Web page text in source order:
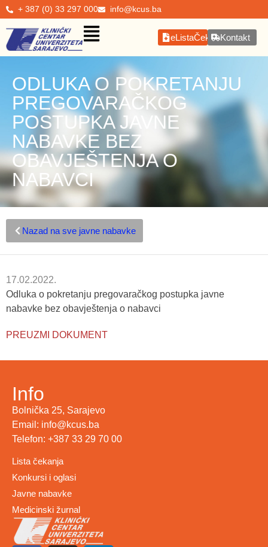
+ 387 (0) 33 297 000 info@kcus.ba
eListaČekanjaKontakt
ODLUKA O POKRETANJU
PREGOVARAČKOG
POSTUPKA JAVNE
NABAVKE BEZ
OBAVJEŠTENJA O
NABAVCI
Nazad na sve javne nabavke
17.02.2022.
Odluka o pokretanju pregovaračkog postupka javne
nabavke bez obavještenja o nabavci
PREUZMI DOKUMENT
Info
Bolnička 25, Sarajevo
Email: info@kcus.ba
Telefon: +387 33 29 70 00
Lista čekanja
Konkursi i oglasi
Javne nabavke
Medicinski žurnal